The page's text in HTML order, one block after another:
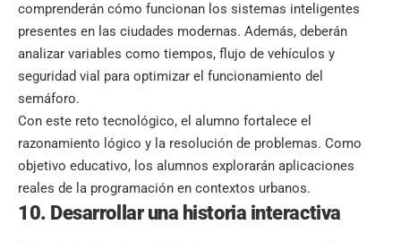
comprenderán cómo funcionan los sistemas inteligentes
presentes en las ciudades modernas. Además, deberán
analizar variables como tiempos, flujo de vehículos y
seguridad vial para optimizar el funcionamiento del
semáforo.
Con este reto tecnológico, el alumno fortalece el
razonamiento lógico y la resolución de problemas. Como
objetivo educativo, los alumnos explorarán aplicaciones
reales de la programación en contextos urbanos.
10. Desarrollar una historia interactiva